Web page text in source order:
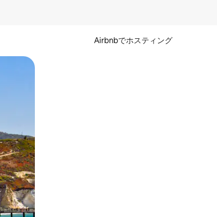
Airbnbでホスティング
できます。